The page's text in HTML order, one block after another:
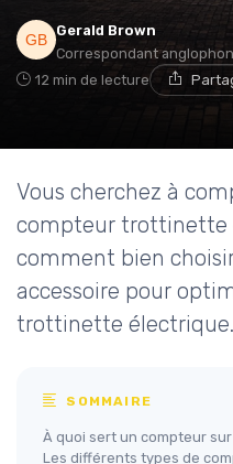
Gerald Brown
Correspondant
12 min de lecture
Vous cherchez à
compteur trottinette
comment bien
accessoire pour
trottinette électrique.
SOMMAIRE
À quoi sert un compteur
Les différents types de